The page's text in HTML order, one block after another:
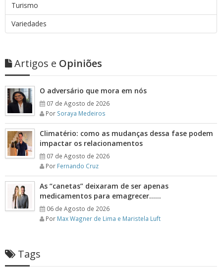
Turismo
Variedades
Artigos e Opiniões
O adversário que mora em nós
07 de Agosto de 2026
Por Soraya Medeiros
Climatério: como as mudanças dessa fase podem
impactar os relacionamentos
07 de Agosto de 2026
Por Fernando Cruz
As “canetas” deixaram de ser apenas
medicamentos para emagrecer……
06 de Agosto de 2026
Por Max Wagner de Lima e Maristela Luft
Tags